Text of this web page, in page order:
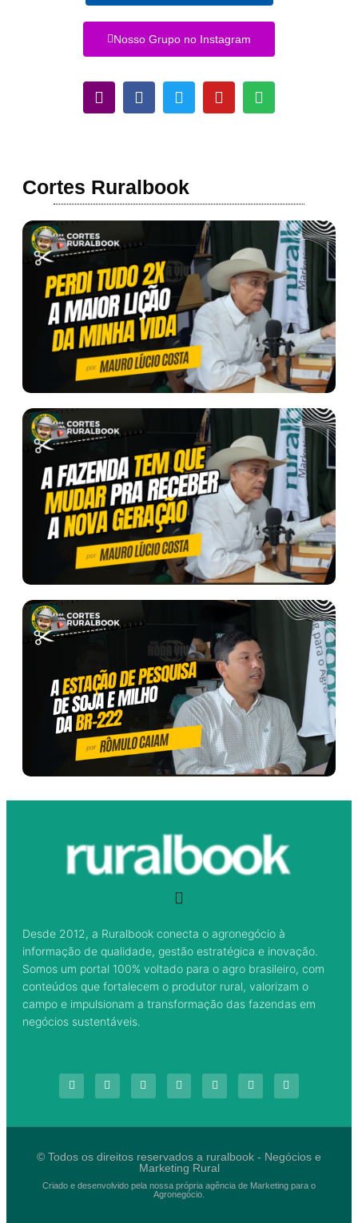
Nosso Grupo no Instagram
Cortes Ruralbook
Desde 2012, a Ruralbook conecta o agronegócio à
informação de qualidade, gestão estratégica e inovação.
Somos um portal 100% voltado para o agro brasileiro, com
conteúdos que fortalecem o produtor rural, valorizam o
campo e impulsionam a transformação das fazendas em
negócios sustentáveis.
© Todos os direitos reservados a ruralbook - Negócios e
Marketing Rural
Criado e desenvolvido pela nossa própria agência de Marketing para o
Agronegócio.